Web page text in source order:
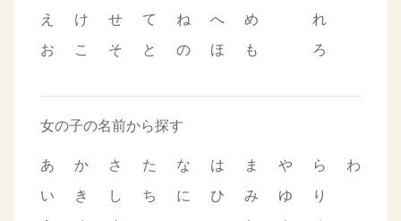
え
お
け
こ
せ
そ
て
と
ね
の
へ
ほ
め
も
れ
ろ
女の子の名前から探す
あ
い
か
き
さ
し
た
ち
な
に
は
ひ
ま
み
や
ゆ
ら
り
わ